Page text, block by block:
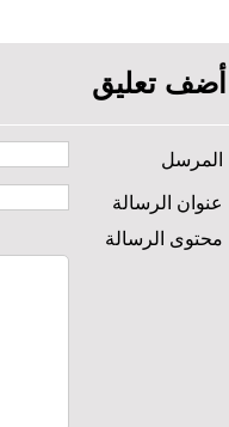
أضف تعليق
المرسل
عنوان الرسالة
محتوى الرسالة